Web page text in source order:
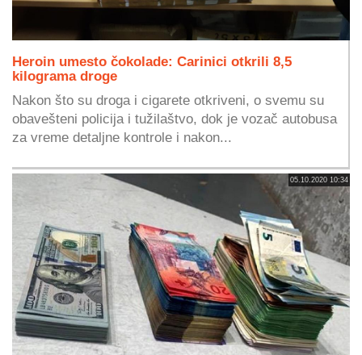
Heroin umesto čokolade: Carinici otkrili 8,5
kilograma droge
Nakon što su droga i cigarete otkriveni, o svemu su
obavešteni policija i tužilaštvo, dok je vozač autobusa
za vreme detaljne kontrole i nakon...
05.10.2020 10:34